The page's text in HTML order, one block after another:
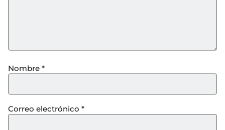
Nombre *
Correo electrónico *